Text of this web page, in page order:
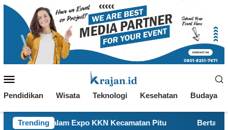
Loncat
Mobile
Pendidikan Wisata Teknologi Kesehatan Budaya
Trending
Expo KKN Kecamatan Pitu Bertahan Sejak 1977,